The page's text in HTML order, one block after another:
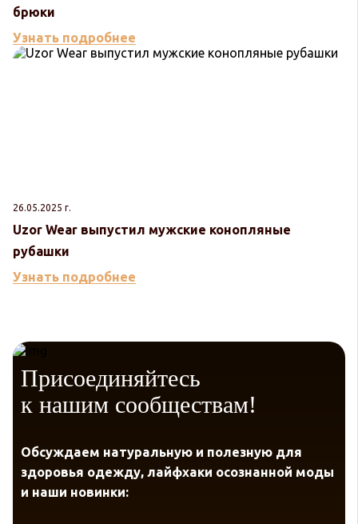
брюки
Узнать подробнее
26.05.2025 г.
Uzor Wear выпустил мужские конопляные
рубашки
Узнать подробнее
Присоединяйтесь
к нашим сообществам!
Обсуждаем натуральную и полезную для
здоровья одежду, лайфхаки осознанной моды
и наши новинки: